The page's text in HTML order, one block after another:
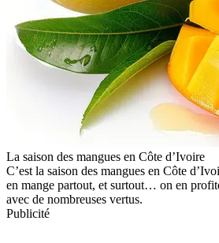
La saison des mangues en Côte d’Ivoire
C’est la saison des mangues en Côte
en mange partout, et surtout… on en
avec de nombreuses vertus.
Publicité